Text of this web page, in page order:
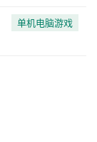
单机电脑游戏